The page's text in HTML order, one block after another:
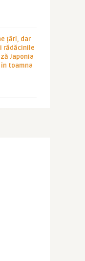
țări, dar
rădăcinile
Japonia
în toamna